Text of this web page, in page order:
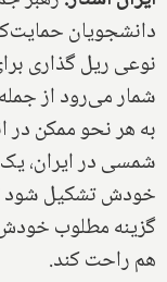
دانشجویان
نوعی ریل گذاری
شمار می‌رود از
شمسی در ایران،
خودش تشکیل شود
گزینه مطلوب
هم راحت کند.